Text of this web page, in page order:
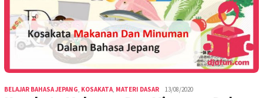
BELAJAR BAHASA JEPANG KOSAKATA MATERI DASAR 13/08/2020